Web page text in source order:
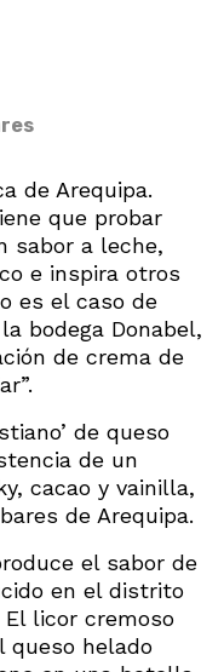
de Arequipa.
que probar
sabor a leche,
e inspira otros
es el caso de
bodega Donabel,
de crema de
de queso
de un
cacao y vainilla,
de Arequipa.
el sabor de
en el distrito
licor cremoso
queso helado